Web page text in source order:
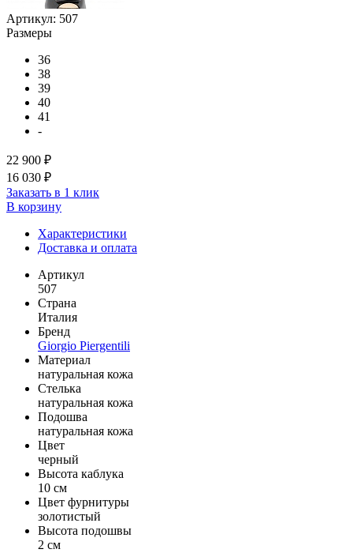
Артикул: 507
Размеры
36
38
39
40
41
-
22 900 ₽
16 030 ₽
Заказать в 1 клик
В корзину
Характеристики
Доставка и оплата
Артикул
507
Страна
Италия
Бренд
Giorgio Piergentili
Материал
натуральная кожа
Стелька
натуральная кожа
Подошва
натуральная кожа
Цвет
черный
Высота каблука
10 см
Цвет фурнитуры
золотистый
Высота подошвы
2 см